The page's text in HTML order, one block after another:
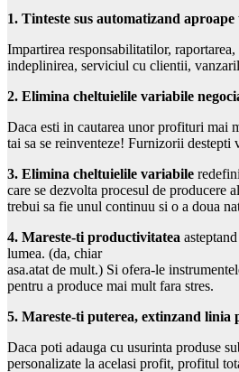
1. Tinteste sus automatizand
Impartirea responsabilitatilor,
indeplinirea, serviciul cu clientii,
2. Elimina cheltuielile variabile
Daca esti in cautarea unor profituri mai
tai sa se reinventeze! Furnizorii
3. Elimina cheltuielile variabile
care se dezvolta procesul de producere
trebui sa fie unul continuu si o a doua
4. Mareste-ti productivitatea
lumea. (da, chiar
asa.atat de mult.) Si ofera-le
pentru a produce mai mult fara stres.
5. Mareste-ti puterea, extinzand linia
Daca poti adauga cu usurinta produse
personalizate la acelasi profit, profitul